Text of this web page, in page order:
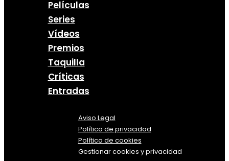
Películas
Series
Vídeos
Premios
Taquilla
Críticas
Entradas
Aviso Legal
Política de privacidad
Política de cookies
Gestionar cookies y privacidad